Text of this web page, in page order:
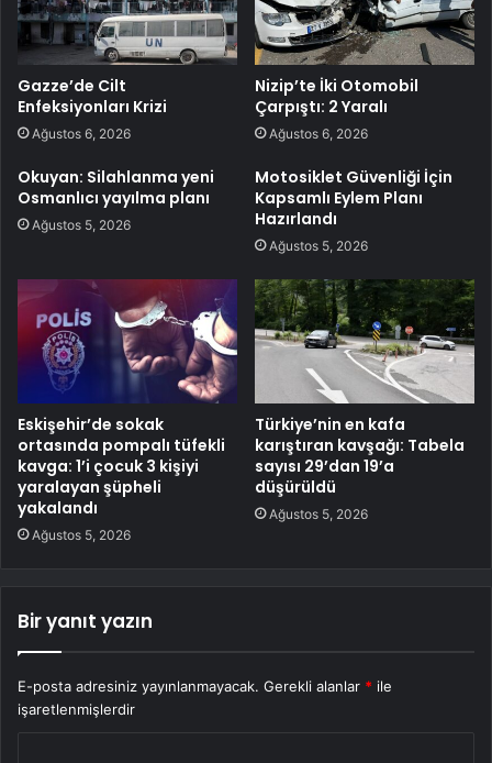
Gazze’de Cilt
Enfeksiyonları Krizi
Ağustos 6, 2026
Nizip’te İki Otomobil
Çarpıştı: 2 Yaralı
Ağustos 6, 2026
Okuyan: Silahlanma yeni
Osmanlıcı yayılma planı
Ağustos 5, 2026
Motosiklet Güvenliği İçin
Kapsamlı Eylem Planı
Hazırlandı
Ağustos 5, 2026
Eskişehir’de sokak
ortasında pompalı tüfekli
kavga: 1’i çocuk 3 kişiyi
yaralayan şüpheli
yakalandı
Ağustos 5, 2026
Türkiye’nin en kafa
karıştıran kavşağı: Tabela
sayısı 29’dan 19’a
düşürüldü
Ağustos 5, 2026
Bir yanıt yazın
E-posta adresiniz yayınlanmayacak. Gerekli alanlar * ile
işaretlenmişlerdir